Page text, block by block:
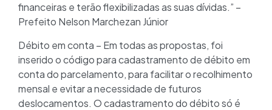
financeiras e terão flexibilizadas as suas dívidas.” –
Prefeito Nelson Marchezan Júnior
Débito em conta – Em todas as propostas, foi
inserido o código para cadastramento de débito em
conta do parcelamento, para facilitar o recolhimento
mensal e evitar a necessidade de futuros
deslocamentos. O cadastramento do débito só é